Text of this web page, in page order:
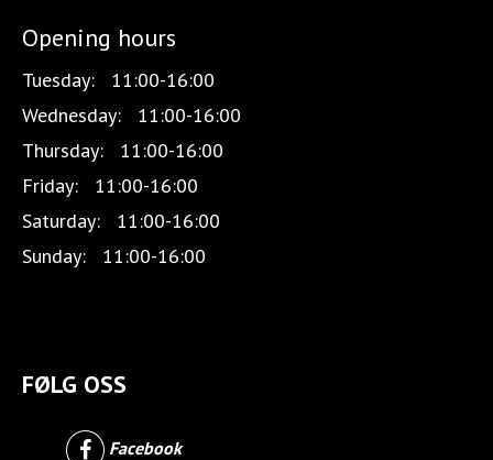
Opening hours
Tuesday:
11:00-16:00
Wednesday:
11:00-16:00
Thursday:
11:00-16:00
Friday:
11:00-16:00
Saturday:
11:00-16:00
Sunday:
11:00-16:00
FØLG OSS
Facebook